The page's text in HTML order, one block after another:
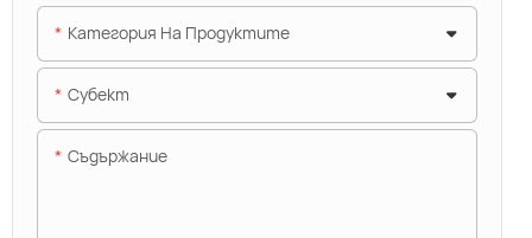
Категория На Продуктите
Субект
Съдържание